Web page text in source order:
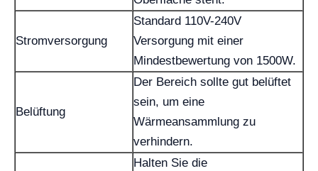
Stromversorgung
Standard 110V-240V
Versorgung mit einer
Mindestbewertung von 1500W.
Belüftung
Der Bereich sollte gut belüftet
sein, um eine
Wärmeansammlung zu
verhindern.
Halten Sie die